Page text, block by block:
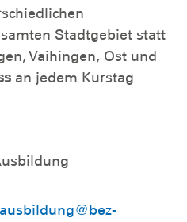
Stadtgebiet statt
Vaihingen, Ost und
an jedem Kurstag
ausbildung@bez-